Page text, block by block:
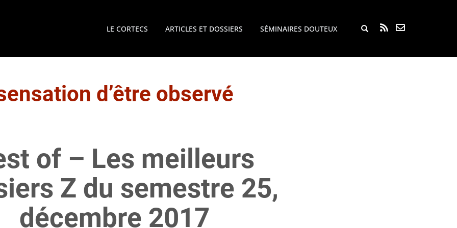
LE CORTECS ARTICLES ET DOSSIERS SÉMINAIRES DOUTEUX Rechercher...
d’être observé
of – Les meilleurs
Z du semestre 25,
décembre 2017